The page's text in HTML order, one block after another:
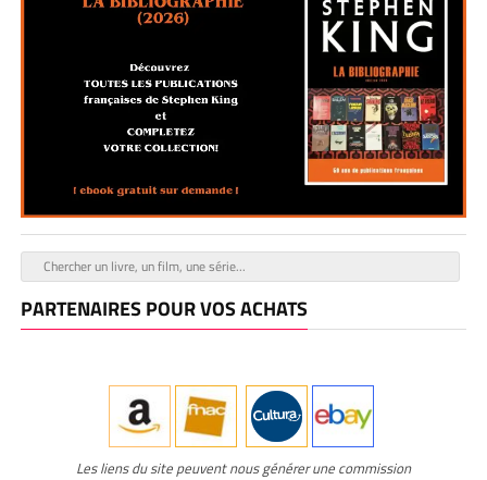
PARTENAIRES POUR VOS ACHATS
Les liens du site peuvent nous générer une commission